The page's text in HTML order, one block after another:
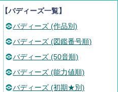
【バディーズ一覧】
バディーズ (作品別)
バディーズ (図鑑番号順)
バディーズ (50音順)
バディーズ (能力値順)
バディーズ (初期★別)